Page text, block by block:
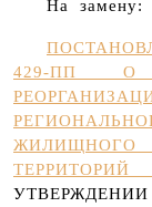
На замену:
429-ПП О